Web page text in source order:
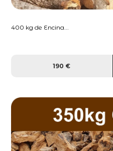
400 kg de Encina...
190 €